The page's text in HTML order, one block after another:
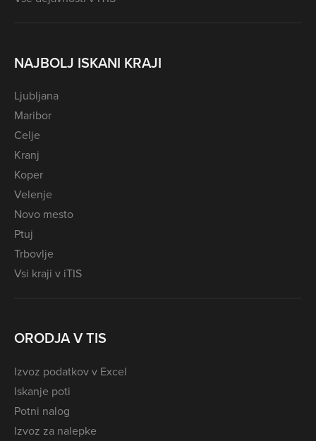
NAJBOLJ ISKANI KRAJI
Ljubljana
Maribor
Celje
Kranj
Koper
Velenje
Novo mesto
Ptuj
Trbovlje
Vsi kraji v iTIS
ORODJA V TIS
Izvoz podatkov v Excel
Iskanje poti
Potni nalog
Izvoz za nalepke